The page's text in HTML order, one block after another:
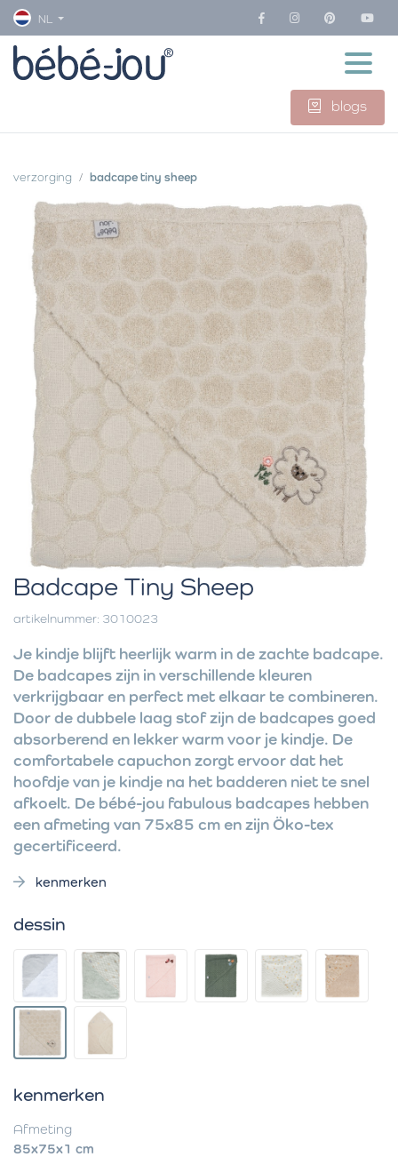
NL
blogs
verzorging badcape tiny sheep
Badcape Tiny Sheep
artikelnummer: 3010023
Je kindje blijft heerlijk warm in de zachte badcape.
De badcapes zijn in verschillende kleuren
verkrijgbaar en perfect met elkaar te combineren.
Door de dubbele laag stof zijn de badcapes goed
absorberend en lekker warm voor je kindje. De
comfortabele capuchon zorgt ervoor dat het
hoofdje van je kindje na het badderen niet te snel
afkoelt. De bébé-jou fabulous badcapes hebben
een afmeting van 75x85 cm en zijn Öko-tex
gecertificeerd.
kenmerken
dessin
kenmerken
Afmeting
85x75x1 cm